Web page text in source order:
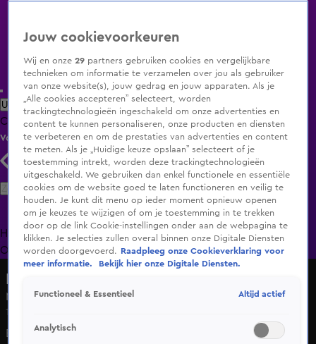
Uitzending Gemist Populaire programma's Zenders Genres
ClipsFilmsRadioSmart TV inlogShop
Volg KIJK
Zoeken
HomeUitzending Gemist Programma's De Bondgenoten
OranjezomerLivestreamsShop
Melanie mist Beau
12 dec 2023, 17:53
Beau geeft de nieuwe dame ook aandacht en dat zit
Jouw cookievoorkeuren
Wij en onze29 partners gebruiken cookies en vergelijkbare
technieken om informatie te verzamelen over jou als gebruiker
van onze website(s), jouw gedrag en jouw apparaten. Als je
„Alle cookies accepteren” selecteert, worden
trackingtechnologieën ingeschakeld om onze advertenties en
content te kunnen personaliseren, onze producten en diensten
te verbeteren en om de prestaties van advertenties en content
te meten. Als je „Huidige keuze opslaan” selecteert of je
toestemming intrekt, worden deze trackingtechnologieën
uitgeschakeld. We gebruiken dan enkel functionele en essentiële
cookies om de website goed te laten functioneren en veilig te
houden. Je kunt dit menu op ieder moment opnieuw openen
om je keuzes te wijzigen of om je toestemming in te trekken
door op de link Cookie-instellingen onder aan de webpagina te
klikken. Je selecties zullen overal binnen onze Digitale Diensten
worden doorgevoerd.
Raadpleeg onze Cookieverklaring voor
meer informatie.
Bekijk hier onze Digitale Diensten.
Functioneel & Essentieel Altijd actief
Analytisch